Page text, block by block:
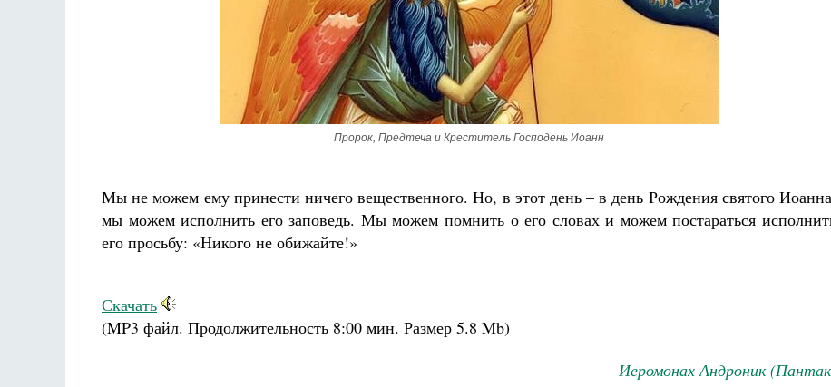
Пророк, Предтеча и Креститель Господень Иоанн
Мы не можем ему принести ничего вещественного. Но, в этот день – в день Рождения святого
мы можем исполнить его заповедь. Мы можем помнить о его словах и можем постараться
его просьбу: «Никого не обижайте!»
Скачать
(MP3 файл. Продолжительность 8:00 мин. Размер 5.8 Mb)
Иеромонах Андроник
Разлуки не будет
Фредерика де Грааф
Кирилл Мурышев